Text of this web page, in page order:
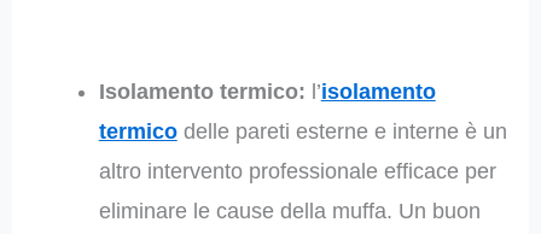
Isolamento termico: l’isolamento
termicodelle pareti esterne e interne è un
altro intervento professionale efficace per
eliminare le cause della muffa. Un buon